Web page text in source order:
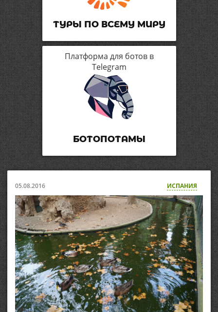
ТУРЫ ПО ВСЕМУ МИРУ
Платформа для ботов в
Telegram
БОТОПОТАМЫ
05.08.2016 ИСПАНИЯ